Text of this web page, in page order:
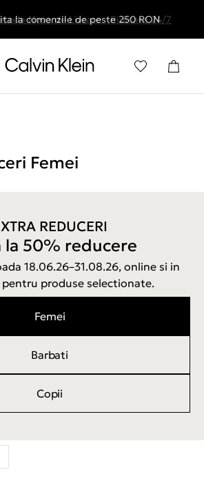
la comenzile de peste 250 RON
Noua de Livrare - Ridicare 24/7
Femei
REDUCERI
la 50% reducere
18.06.26–31.08.26, online si in
pentru produse selectionate.
Femei
Barbati
Copii